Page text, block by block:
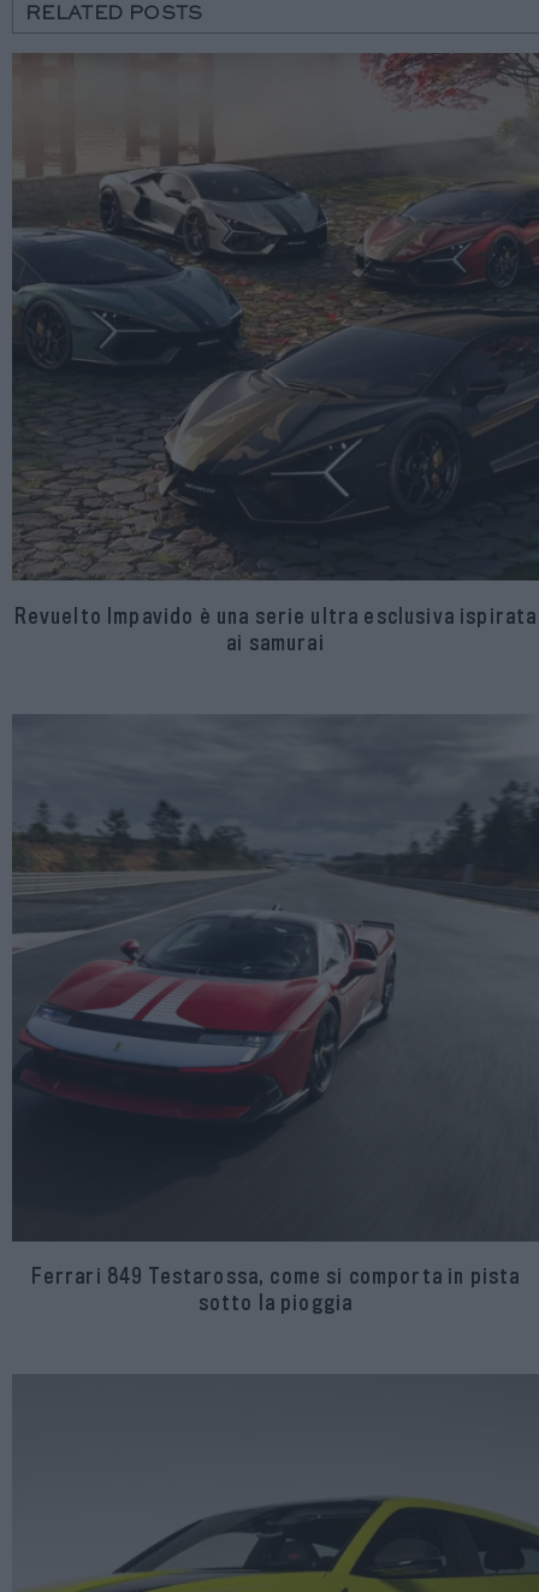
RELATED POSTS
Revuelto Impavido è una serie ultra esclusiva ispirata
ai samurai
Ferrari 849 Testarossa, come si comporta in pista
sotto la pioggia